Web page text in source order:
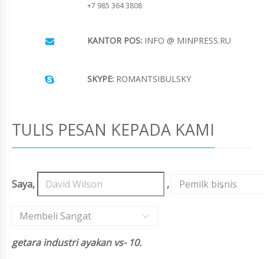
+7 985 364 3808
KANTOR POS: INFO @ MINPRESS.RU
SKYPE: ROMANTSIBULSKY
TULIS PESAN KEPADA KAMI
Saya, , Pemilk bisnis
,
Membeli Sangat
getara industri ayakan vs- 10.